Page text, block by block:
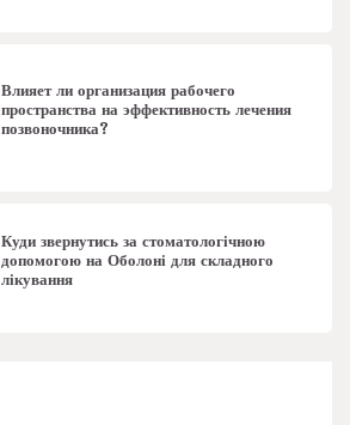
Влияет ли организация рабочего
пространства на эффективность лечения
позвоночника?
Куди звернутись за стоматологічною
допомогою на Оболоні для складного
лікування